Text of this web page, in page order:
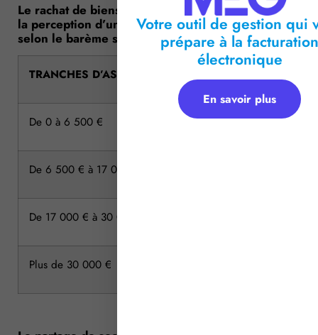
Le rachat de biens vendus à réméré donne lieu à
la perception d’un émolument proportionnel,
selon le barème suivant :
TRANCHES D’ASSIETTE
De 0 à 6 500 €
De 6 500 € à 17 000 €
De 17 000 € à 30 000 €
Plus de 30 000 €
Votre outil de gestion qui
prépare à la facturation
électronique
En savoir plus